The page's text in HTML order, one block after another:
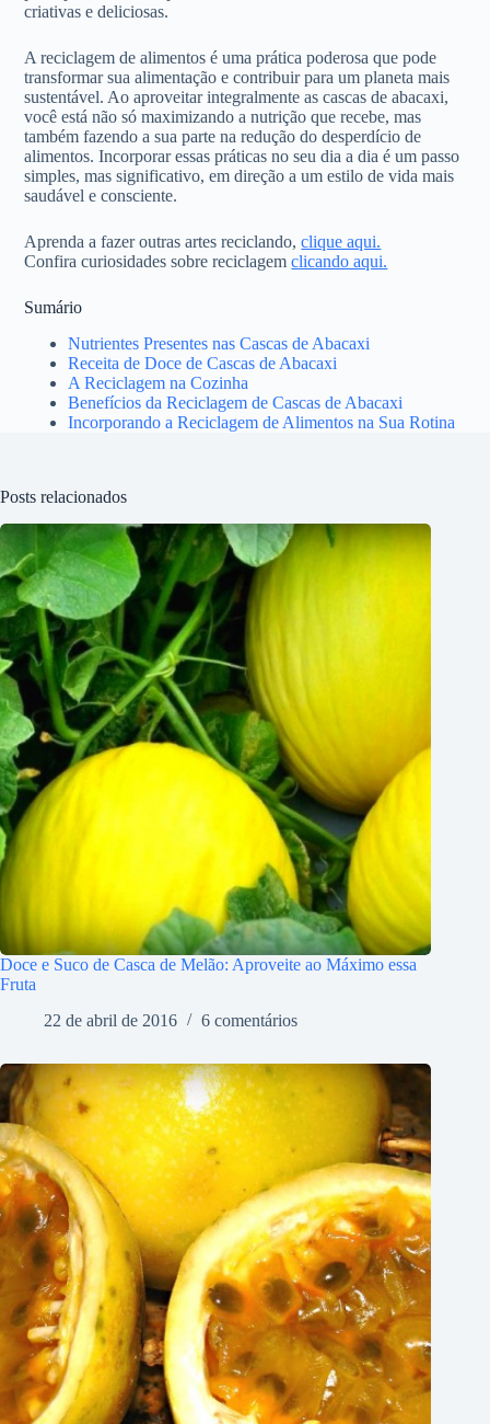
criativas e deliciosas.
A reciclagem de alimentos é uma prática poderosa que pode
transformar sua alimentação e contribuir para um planeta mais
sustentável. Ao aproveitar integralmente as cascas de abacaxi,
você está não só maximizando a nutrição que recebe, mas
também fazendo a sua parte na redução do desperdício de
alimentos. Incorporar essas práticas no seu dia a dia é um passo
simples, mas significativo, em direção a um estilo de vida mais
saudável e consciente.
Aprenda a fazer outras artes reciclando,clique aqui.
Confira curiosidades sobre reciclagemclicando aqui.
Sumário
Nutrientes Presentes nas Cascas de Abacaxi
Receita de Doce de Cascas de Abacaxi
A Reciclagem na Cozinha
Benefícios da Reciclagem de Cascas de Abacaxi
Incorporando a Reciclagem de Alimentos na Sua Rotina
Posts relacionados
Doce e Suco de Casca de Melão: Aproveite ao Máximo essa
Fruta
22 de abril de 2016
6 comentários